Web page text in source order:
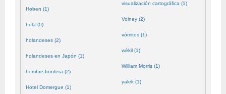
Hoben (1)
hola (0)
holandeses (2)
holandeses en Japón (1)
hombre-frontera (2)
Hotel Domergue (1)
visualización cartográfica (1)
Volney (2)
vómitos (1)
wékil (1)
William Morris (1)
yalek (1)